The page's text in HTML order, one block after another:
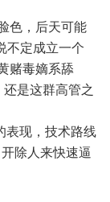
色，后天可能
不定成立一个
赌毒嫡系舔
是这群高管之
表现，技术路线
除人来快速逼